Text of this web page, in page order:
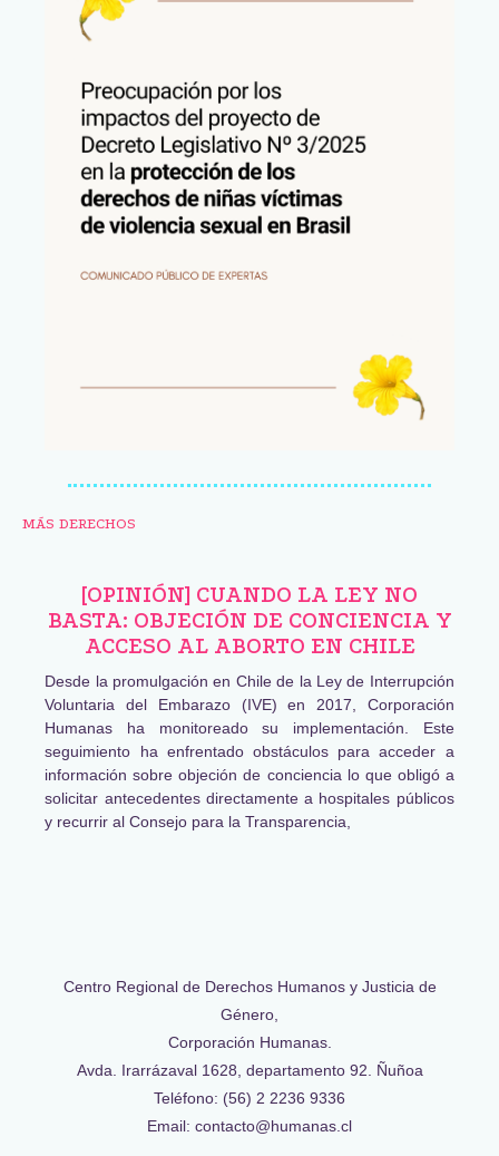
MÁS DERECHOS
[OPINIÓN] CUANDO LA LEY NO
BASTA: OBJECIÓN DE CONCIENCIA Y
ACCESO AL ABORTO EN CHILE
Desde la promulgación en Chile de la Ley de Interrupción
Voluntaria del Embarazo (IVE) en 2017, Corporación
Humanas ha monitoreado su implementación. Este
seguimiento ha enfrentado obstáculos para acceder a
información sobre objeción de conciencia lo que obligó a
solicitar antecedentes directamente a hospitales públicos
y recurrir al Consejo para la Transparencia,
Centro Regional de Derechos Humanos y Justicia de
Género,
Corporación Humanas.
Avda. Irarrázaval 1628, departamento 92. Ñuñoa
Teléfono: (56) 2 2236 9336
Email: contacto@humanas.cl